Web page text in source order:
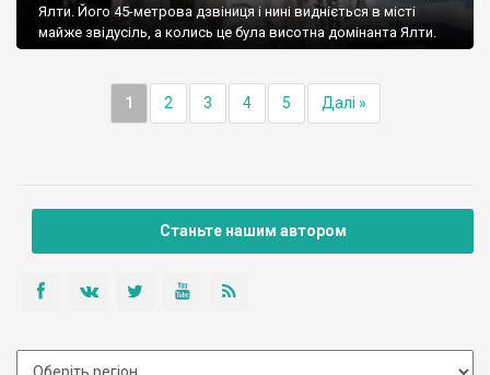
Ялти. Його 45-метрова дзвіниця і нині видніється в місті
майже звідусіль, а колись це була висотна домінанта Ялти.
1 2 3 4 5 Далі »
Станьте нашим автором